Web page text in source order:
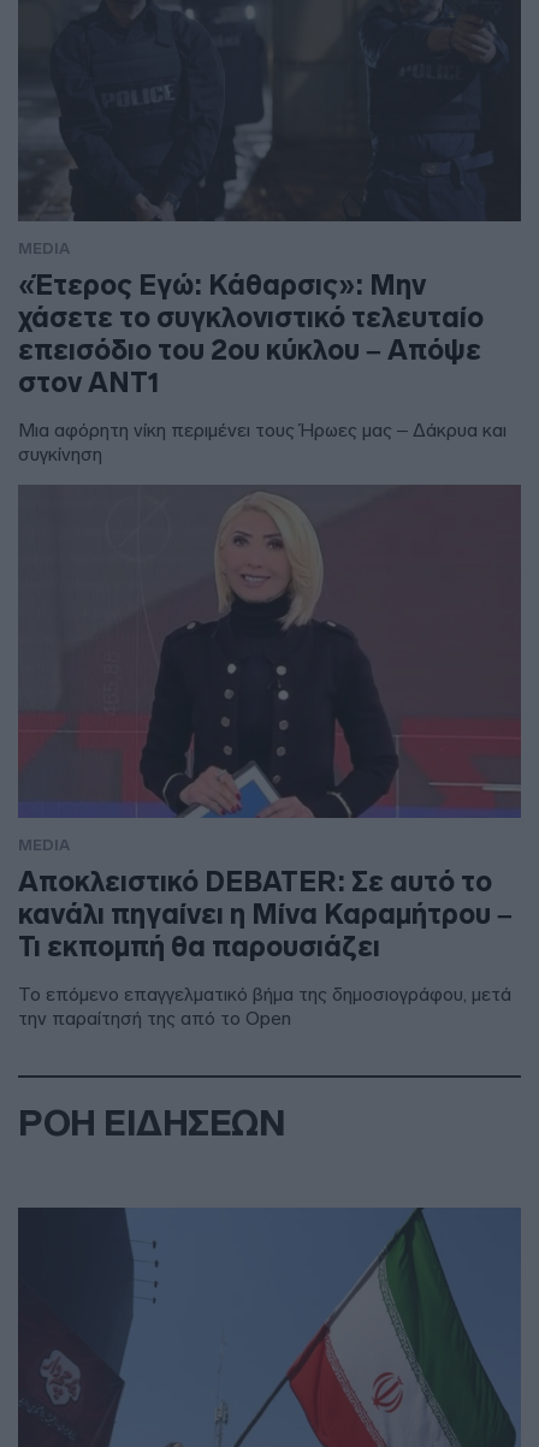
MEDIA
«Έτερος Εγώ: Κάθαρσις»: Μην
χάσετε το συγκλονιστικό τελευταίο
επεισόδιο του 2ου κύκλου – Απόψε
στον ΑΝΤ1
Μια αφόρητη νίκη περιμένει τους Ήρωες μας – Δάκρυα και
συγκίνηση
MEDIA
Αποκλειστικό DEBATER: Σε αυτό το
κανάλι πηγαίνει η Μίνα Καραμήτρου –
Τι εκπομπή θα παρουσιάζει
Το επόμενο επαγγελματικό βήμα της δημοσιογράφου, μετά
την παραίτησή της από το Open
ΡΟΗ ΕΙΔΗΣΕΩΝ